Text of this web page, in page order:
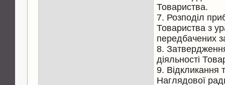
Товариства.
7. Розподіл
Товариства з
передбачених
8.
діяльності
9. Відкликання
Наглядової